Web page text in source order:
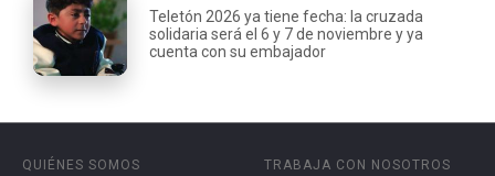
Teletón 2026 ya tiene fecha: la cruzada
solidaria será el 6 y 7 de noviembre y ya
cuenta con su embajador
QUIÉNES SOMOS
TRABAJA CON NOSOTROS